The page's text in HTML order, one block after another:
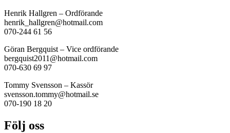
Henrik Hallgren – Ordförande
henrik_hallgren@hotmail.com
070-244 61 56
Göran Bergquist – Vice ordförande
bergquist2011@hotmail.com
070-630 69 97
Tommy Svensson – Kassör
svensson.tommy@hotmail.se
070-190 18 20
Följ oss